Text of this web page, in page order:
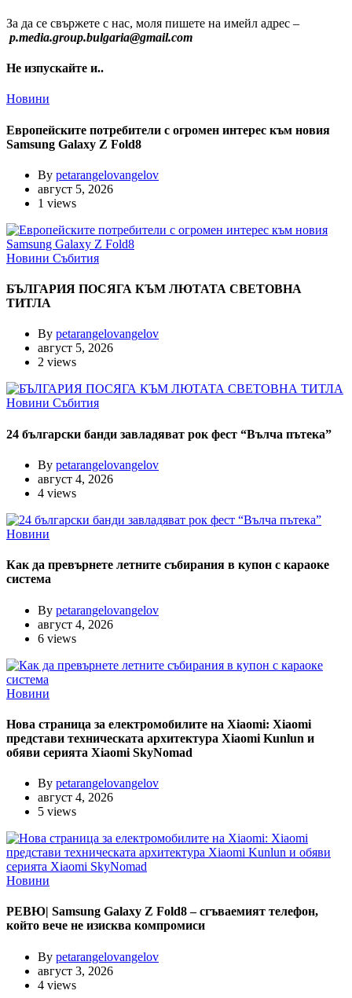
За да се свържете с нас, моля пишете на имейл адрес –
p.media.group.bulgaria@gmail.com
Не изпускайте и..
Новини
Европейските потребители с огромен интерес към новия
Samsung Galaxy Z Fold8
By petarangelovangelov
август 5, 2026
1 views
Новини Събития
БЪЛГАРИЯ ПОСЯГА КЪМ ЛЮТАТА СВЕТОВНА
ТИТЛА
By petarangelovangelov
август 5, 2026
2 views
Новини Събития
24 български банди завладяват рок фест “Вълча пътека”
By petarangelovangelov
август 4, 2026
4 views
Новини
Как да превърнете летните събирания в купон с караоке
система
By petarangelovangelov
август 4, 2026
6 views
Новини
Нова страница за електромобилите на Xiaomi: Xiaomi
представи техническата архитектура Xiaomi Kunlun и
обяви серията Xiaomi SkyNomad
By petarangelovangelov
август 4, 2026
5 views
Новини
РЕВЮ| Samsung Galaxy Z Fold8 – сгъваемият телефон,
който вече не изисква компромиси
By petarangelovangelov
август 3, 2026
4 views